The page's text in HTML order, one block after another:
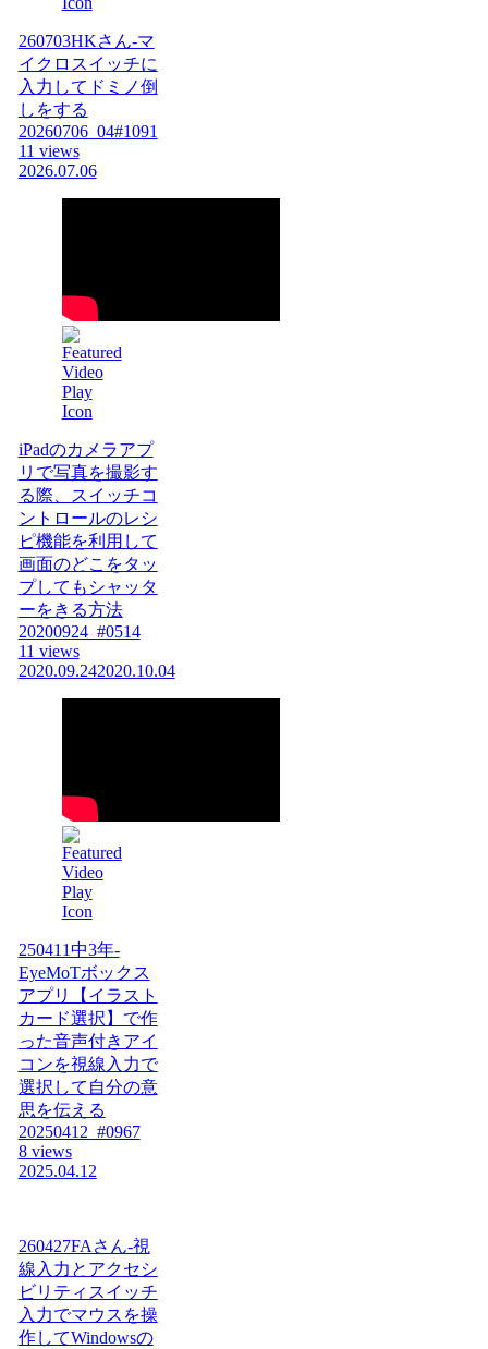
260703HKさん-マ
イクロスイッチに
入力してドミノ倒
しをする
20260706_04#1091
11 views
2026.07.06
iPadのカメラアプ
リで写真を撮影す
る際、スイッチコ
ントロールのレシ
ピ機能を利用して
画面のどこをタッ
プしてもシャッタ
ーをきる方法
20200924_#0514
11 views
2020.09.242020.10.04
250411中3年-
EyeMoTボックス
アプリ【イラスト
カード選択】で作
った音声付きアイ
コンを視線入力で
選択して自分の意
思を伝える
20250412_#0967
8 views
2025.04.12
260427FAさん-視
線入力とアクセシ
ビリティスイッチ
入力でマウスを操
作してWindowsの